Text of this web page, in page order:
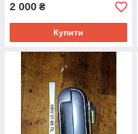
2 000 ₴
Купити